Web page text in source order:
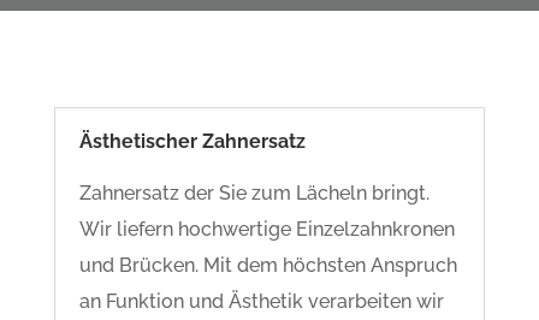
Ästhetischer Zahnersatz
Zahnersatz der Sie zum Lächeln bringt.
Wir liefern hochwertige Einzelzahnkronen
und Brücken. Mit dem höchsten Anspruch
an Funktion und Ästhetik verarbeiten wir